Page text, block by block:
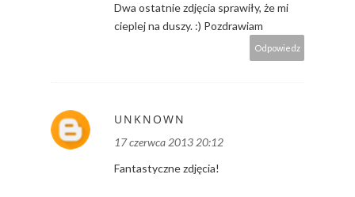
Dwa ostatnie zdjęcia sprawiły, że mi
cieplej na duszy. :) Pozdrawiam
Odpowiedz
UNKNOWN
17 czerwca 2013 20:12
Fantastyczne zdjęcia!